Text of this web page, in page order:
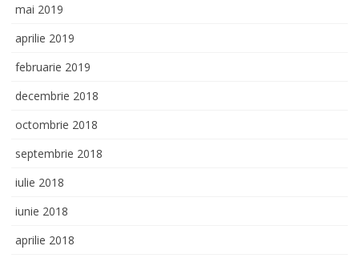
mai 2019
aprilie 2019
februarie 2019
decembrie 2018
octombrie 2018
septembrie 2018
iulie 2018
iunie 2018
aprilie 2018